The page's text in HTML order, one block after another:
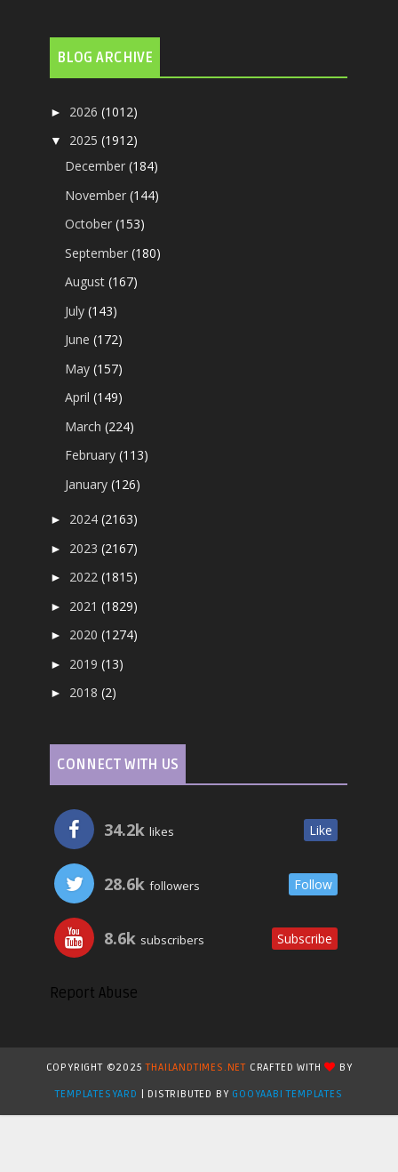
BLOG ARCHIVE
► 2026(1012)
▼ 2025(1912)
December(184)
November(144)
October(153)
September(180)
August(167)
July(143)
June(172)
May(157)
April(149)
March(224)
February(113)
January(126)
► 2024(2163)
► 2023(2167)
► 2022(1815)
► 2021(1829)
► 2020(1274)
► 2019(13)
► 2018(2)
CONNECT WITH US
34.2k likes Like
28.6k followers Follow
8.6k subscribers Subscribe
Report Abuse
COPYRIGHT ©2025THAILANDTIMES.NETCRAFTED WITH
BY
TEMPLATESYARD
| DISTRIBUTED BY GOOYAABI TEMPLATES